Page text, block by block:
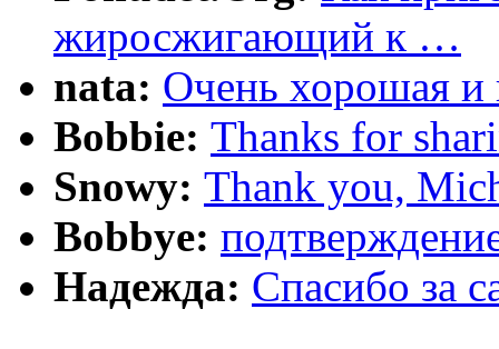
жиросжигающий к …
nata: Очень хорошая и
Bobbie: Thanks for
Snowy: Thank you,
Bobbye:
Надежда: Cпасибо за